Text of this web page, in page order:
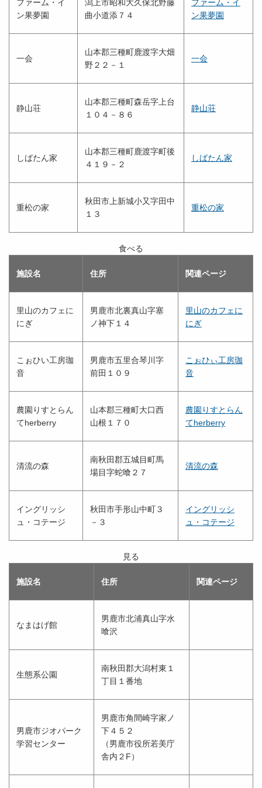
ファーム・イ
ン果夢園
潟上市昭和大久保北野藤
曲小道添７４
ファーム・イ
ン果夢園
一会
山本郡三種町鹿渡字大畑
野２２－１
一会
静山荘
山本郡三種町森岳字上台
１０４－８６
静山荘
しばたん家
山本郡三種町鹿渡字町後
４１９－２
しばたん家
重松の家
秋田市上新城小又字田中
１３
重松の家
施設名 住所 関連ページ
食べる
里山のカフェに
にぎ
男鹿市北裏真山字塞
ノ神下１４
里山のカフェに
にぎ
こぉひい工房珈
音
男鹿市五里合琴川字
前田１０９
こぉひぃ工房珈
音
農園りすとらん
てherberry
山本郡三種町大口西
山根１７０
農園りすとらん
てherberry
清流の森
南秋田郡五城目町馬
場目字蛇喰２７
清流の森
イングリッシ
ュ・コテージ
秋田市手形山中町３
－３
イングリッシ
ュ・コテージ
施設名 住所 関連ページ
見る
なまはげ館
男鹿市北浦真山字水
喰沢
生態系公園
南秋田郡大潟村東１
丁目１番地
男鹿市ジオパーク
学習センター
男鹿市角間崎字家ノ
下４５２
（男鹿市役所若美庁
舎内２F）